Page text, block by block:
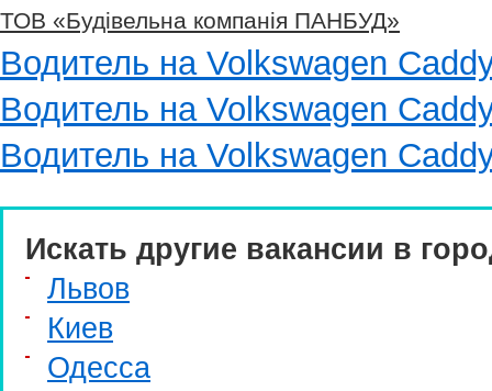
ТОВ «Будівельна компанія ПАНБУД»
Водитель на Volkswagen
Водитель на Volkswagen
Водитель на Volkswagen
Искать другие вакансии в
Львов
Киев
Одесса